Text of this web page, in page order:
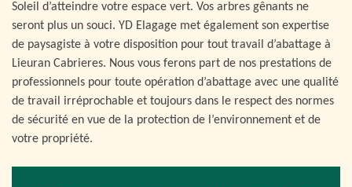
Soleil d’atteindre votre espace vert. Vos arbres gênants ne
seront plus un souci. YD Elagage met également son expertise
de paysagiste à votre disposition pour tout travail d’abattage à
Lieuran Cabrieres. Nous vous ferons part de nos prestations de
professionnels pour toute opération d’abattage avec une qualité
de travail irréprochable et toujours dans le respect des normes
de sécurité en vue de la protection de l’environnement et de
votre propriété.